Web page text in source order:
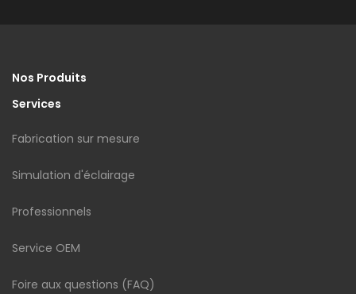
Nos Produits
Services
Fabrication sur mesure
Simulation d'éclairage
Professionnels
Service OEM
Foire aux questions (FAQ)